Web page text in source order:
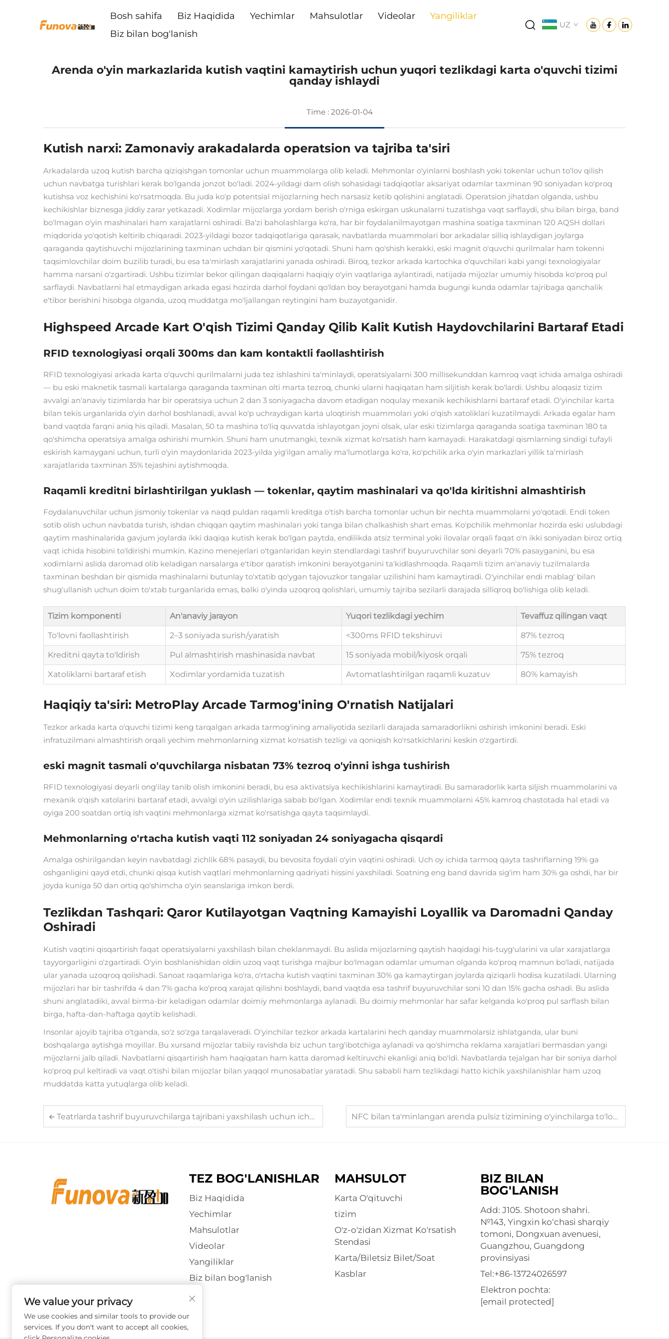
Bosh sahifa Biz Haqidida Yechimlar Mahsulotlar Videolar
Yangiliklar
Biz bilan bog'lanish
UZ
Arenda o'yin markazlarida kutish vaqtini kamaytirish uchun yuqori tezlikdagi karta o'quvchi tizimi
qanday ishlaydi
Time : 2026-01-04
Kutish narxi: Zamonaviy arakadalarda operatsion va tajriba ta'siri
Arkadalarda uzoq kutish barcha qiziqishgan tomonlar uchun muammolarga olib keladi. Mehmonlar o'yinlarni boshlash yoki tokenlar uchun to'lov qilish
uchun navbatga turishlari kerak bo'lganda jonzot bo'ladi. 2024-yildagi dam olish sohasidagi tadqiqotlar aksariyat odamlar taxminan 90 soniyadan ko'proq
kutishsa voz kechishini ko'rsatmoqda. Bu juda ko'p potentsial mijozlarning hech narsasiz ketib qolishini anglatadi. Operatsion jihatdan olganda, ushbu
kechikishlar biznesga jiddiy zarar yetkazadi. Xodimlar mijozlarga yordam berish o'rniga eskirgan uskunalarni tuzatishga vaqt sarflaydi, shu bilan birga, band
bo'lmagan o'yin mashinalari ham xarajatlarni oshiradi. Ba'zi baholashlarga ko'ra, har bir foydalanilmayotgan mashina soatiga taxminan 120 AQSH dollari
miqdorida yo'qotish keltirib chiqaradi. 2023-yildagi bozor tadqiqotlariga qarasak, navbatlarda muammolari bor arkadalar silliq ishlaydigan joylarga
qaraganda qaytishuvchi mijozlarining taxminan uchdan bir qismini yo'qotadi. Shuni ham qo'shish kerakki, eski magnit o'quvchi qurilmalar ham tokenni
taqsimlovchilar doim buzilib turadi, bu esa ta'mirlash xarajatlarini yanada oshiradi. Biroq, tezkor arkada kartochka o'quvchilari kabi yangi texnologiyalar
hamma narsani o'zgartiradi. Ushbu tizimlar bekor qilingan daqiqalarni haqiqiy o'yin vaqtlariga aylantiradi, natijada mijozlar umumiy hisobda ko'proq pul
sarflaydi. Navbatlarni hal etmaydigan arkada egasi hozirda darhol foydani qo'ldan boy berayotgani hamda bugungi kunda odamlar tajribaga qanchalik
e'tibor berishini hisobga olganda, uzoq muddatga mo'ljallangan reytingini ham buzayotganidir.
Highspeed Arcade Kart O'qish Tizimi Qanday Qilib Kalit Kutish Haydovchilarini Bartaraf Etadi
RFID texnologiyasi orqali 300ms dan kam kontaktli faollashtirish
RFID texnologiyasi arkada karta o'quvchi qurilmalarni juda tez ishlashini ta'minlaydi, operatsiyalarni 300 millisekunddan kamroq vaqt ichida amalga oshiradi
— bu eski maknetik tasmali kartalarga qaraganda taxminan olti marta tezroq, chunki ularni haqiqatan ham siljitish kerak bo'lardi. Ushbu aloqasiz tizim
avvalgi an'anaviy tizimlarda har bir operatsiya uchun 2 dan 3 soniyagacha davom etadigan noqulay mexanik kechikishlarni bartaraf etadi. O'yinchilar karta
bilan tekis urganlarida o'yin darhol boshlanadi, avval ko'p uchraydigan karta uloqtirish muammolari yoki o'qish xatoliklari kuzatilmaydi. Arkada egalar ham
band vaqtda farqni aniq his qiladi. Masalan, 50 ta mashina to'liq quvvatda ishlayotgan joyni olsak, ular eski tizimlarga qaraganda soatiga taxminan 180 ta
qo'shimcha operatsiya amalga oshirishi mumkin. Shuni ham unutmangki, texnik xizmat ko'rsatish ham kamayadi. Harakatdagi qismlarning sindigi tufayli
eskirish kamaygani uchun, turli o'yin maydonlarida 2023-yilda yig'ilgan amaliy ma'lumotlarga ko'ra, ko'pchilik arka o'yin markazlari yillik ta'mirlash
xarajatlarida taxminan 35% tejashini aytishmoqda.
Raqamli kreditni birlashtirilgan yuklash — tokenlar, qaytim mashinalari va qo'lda kiritishni almashtirish
Foydalanuvchilar uchun jismoniy tokenlar va naqd puldan raqamli kreditga o'tish barcha tomonlar uchun bir nechta muammolarni yo'qotadi. Endi token
sotib olish uchun navbatda turish, ishdan chiqqan qaytim mashinalari yoki tanga bilan chalkashish shart emas. Ko'pchilik mehmonlar hozirda eski uslubdagi
qaytim mashinalarida gavjum joylarda ikki daqiqa kutish kerak bo'lgan paytda, endilikda atsiz terminal yoki ilovalar orqali faqat o'n ikki soniyadan biroz ortiq
vaqt ichida hisobini to'ldirishi mumkin. Kazino menejerlari o'tganlaridan keyin stendlardagi tashrif buyuruvchilar soni deyarli 70% pasayganini, bu esa
xodimlarni aslida daromad olib keladigan narsalarga e'tibor qaratish imkonini berayotganini ta'kidlashmoqda. Raqamli tizim an'anaviy tuzilmalarda
taxminan beshdan bir qismida mashinalarni butunlay to'xtatib qo'ygan tajovuzkor tangalar uzilishini ham kamaytiradi. O'yinchilar endi mablag' bilan
shug'ullanish uchun doim to'xtab turganlarida emas, balki o'yinda uzoqroq qolishlari, umumiy tajriba sezilarli darajada silliqroq bo'lishiga olib keladi.
Tizim komponenti An'anaviy jarayon Yuqori tezlikdagi yechim Tevaffuz qilingan vaqt
To'lovni faollashtirish 2–3 soniyada surish/yaratish <300ms RFID tekshiruvi 87% tezroq
Kreditni qayta to'ldirish Pul almashtirish mashinasida navbat 15 soniyada mobil/kiyosk orqali 75% tezroq
Xatoliklarni bartaraf etish Xodimlar yordamida tuzatish Avtomatlashtirilgan raqamli kuzatuv 80% kamayish
Haqiqiy ta'siri: MetroPlay Arcade Tarmog'ining O'rnatish Natijalari
Tezkor arkada karta o'quvchi tizimi keng tarqalgan arkada tarmog'ining amaliyotida sezilarli darajada samaradorlikni oshirish imkonini beradi. Eski
infratuzilmani almashtirish orqali yechim mehmonlarning xizmat ko'rsatish tezligi va qoniqish ko'rsatkichlarini keskin o'zgartirdi.
eski magnit tasmali o'quvchilarga nisbatan 73% tezroq o'yinni ishga tushirish
RFID texnologiyasi deyarli ong'ilay tanib olish imkonini beradi, bu esa aktivatsiya kechikishlarini kamaytiradi. Bu samaradorlik karta siljish muammolarini va
mexanik o'qish xatolarini bartaraf etadi, avvalgi o'yin uzilishlariga sabab bo'lgan. Xodimlar endi texnik muammolarni 45% kamroq chastotada hal etadi va
oyiga 200 soatdan ortiq ish vaqtini mehmonlarga xizmat ko'rsatishga qayta taqsimlaydi.
Mehmonlarning o'rtacha kutish vaqti 112 soniyadan 24 soniyagacha qisqardi
Amalga oshirilgandan keyin navbatdagi zichlik 68% pasaydi, bu bevosita foydali o'yin vaqtini oshiradi. Uch oy ichida tarmoq qayta tashriflarning 19% ga
oshganligini qayd etdi, chunki qisqa kutish vaqtlari mehmonlarning qadriyati hissini yaxshiladi. Soatning eng band davrida sig'im ham 30% ga oshdi, har bir
joyda kuniga 50 dan ortiq qo'shimcha o'yin seanslariga imkon berdi.
Tezlikdan Tashqari: Qaror Kutilayotgan Vaqtning Kamayishi Loyallik va Daromadni Qanday
Oshiradi
Kutish vaqtini qisqartirish faqat operatsiyalarni yaxshilash bilan cheklanmaydi. Bu aslida mijozlarning qaytish haqidagi his-tuyg'ularini va ular xarajatlarga
tayyorgarligini o'zgartiradi. O'yin boshlanishidan oldin uzoq vaqt turishga majbur bo'lmagan odamlar umuman olganda ko'proq mamnun bo'ladi, natijada
ular yanada uzoqroq qolishadi. Sanoat raqamlariga ko'ra, o'rtacha kutish vaqtini taxminan 30% ga kamaytirgan joylarda qiziqarli hodisa kuzatiladi. Ularning
mijozlari har bir tashrifda 4 dan 7% gacha ko'proq xarajat qilishni boshlaydi, band vaqtda esa tashrif buyuruvchilar soni 10 dan 15% gacha oshadi. Bu aslida
shuni anglatadiki, avval birma-bir keladigan odamlar doimiy mehmonlarga aylanadi. Bu doimiy mehmonlar har safar kelganda ko'proq pul sarflash bilan
birga, hafta-dan-haftaga qaytib kelishadi.
Insonlar ajoyib tajriba o'tganda, so'z so'zga tarqalaveradi. O'yinchilar tezkor arkada kartalarini hech qanday muammolarsiz ishlatganda, ular buni
boshqalarga aytishga moyillar. Bu xursand mijozlar tabiiy ravishda biz uchun targ'ibotchiga aylanadi va qo'shimcha reklama xarajatlari bermasdan yangi
mijozlarni jalb qiladi. Navbatlarni qisqartirish ham haqiqatan ham katta daromad keltiruvchi ekanligi aniq bo'ldi. Navbatlarda tejalgan har bir soniya darhol
ko'proq pul keltiradi va vaqt o'tishi bilan mijozlar bilan yaqqol munosabatlar yaratadi. Shu sababli ham tezlikdagi hatto kichik yaxshilanishlar ham uzoq
muddatda katta yutuqlarga olib keladi.
Teatrlarda tashrif buyuruvchilarga tajribani yaxshilash uchun ichki tadbirlar uchun chipta kirish-chiqish tizimi qanday yordam beradi NFC bilan ta'minlangan arenda pulsiz tizimining o'yinchilarga to'lov qilish qulayligini nima uchun oshirishini tushuntirish
TEZ BOG'LANISHLAR
Biz Haqidida
Yechimlar
Mahsulotlar
Videolar
Yangiliklar
Biz bilan bog'lanish
MAHSULOT
Karta O'qituvchi
tizim
O'z-o'zidan Xizmat Ko'rsatish
Stendasi
Karta/Biletsiz Bilet/Soat
Kasblar
BIZ BILAN
BOG'LANISH
Add: J105. Shotoon shahri.
№143, Yingxin ko‘chasi sharqiy
tomoni, Dongxuan avenuesi,
Guangzhou, Guangdong
provinsiyasi
Tel:+86-13724026597
Elektron pochta:
[email protected]
We value your privacy
We use cookies and similar tools to provide our
services. If you don't want to accept all cookies,